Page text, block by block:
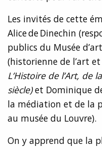
Les invités de cette
Alice de Dinechin
publics du Musée
(historienne de l’art
L’Histoire de l’Art, de
siècle)et Dominique
la médiation et de la
au musée du Louvre).
On y apprend que la